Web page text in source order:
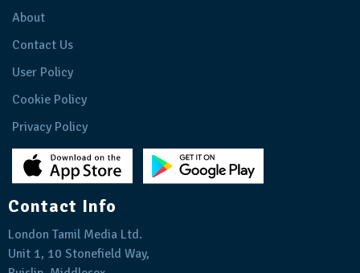
About
Contact Us
User Policy
Cookie Policy
Privacy Policy
Contact Info
London Tamil Media Ltd.
Unit 1, 10 Stonefield Way,